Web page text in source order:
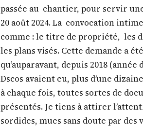
passée au chantier, pour servir
20 août 2024. La convocation
comme : le titre de propriété, les
les plans visés. Cette demande a
qu’auparavant, depuis 2018
Dscos avaient eu, plus d’une
à chaque fois, toutes sortes de
présentés. Je tiens à attirer
sordides, mues sans doute par